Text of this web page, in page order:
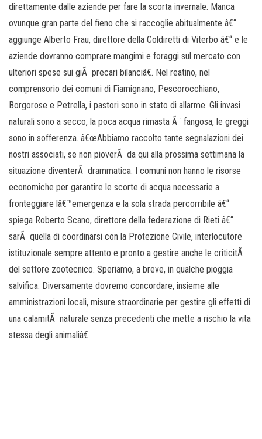
direttamente dalle aziende per fare la scorta invernale. Manca
ovunque gran parte del fieno che si raccoglie abitualmente â€“
aggiunge Alberto Frau, direttore della Coldiretti di Viterbo â€“ e le
aziende dovranno comprare mangimi e foraggi sul mercato con
ulteriori spese sui giÃ precari bilanciâ€. Nel reatino, nel
comprensorio dei comuni di Fiamignano, Pescorocchiano,
Borgorose e Petrella, i pastori sono in stato di allarme. Gli invasi
naturali sono a secco, la poca acqua rimasta Ã¨ fangosa, le greggi
sono in sofferenza. â€œAbbiamo raccolto tante segnalazioni dei
nostri associati, se non pioverÃ da qui alla prossima settimana la
situazione diventerÃ drammatica. I comuni non hanno le risorse
economiche per garantire le scorte di acqua necessarie a
fronteggiare lâ€™emergenza e la sola strada percorribile â€“
spiega Roberto Scano, direttore della federazione di Rieti â€“
sarÃ quella di coordinarsi con la Protezione Civile, interlocutore
istituzionale sempre attento e pronto a gestire anche le criticitÃ
del settore zootecnico. Speriamo, a breve, in qualche pioggia
salvifica. Diversamente dovremo concordare, insieme alle
amministrazioni locali, misure straordinarie per gestire gli effetti di
una calamitÃ naturale senza precedenti che mette a rischio la vita
stessa degli animaliâ€.